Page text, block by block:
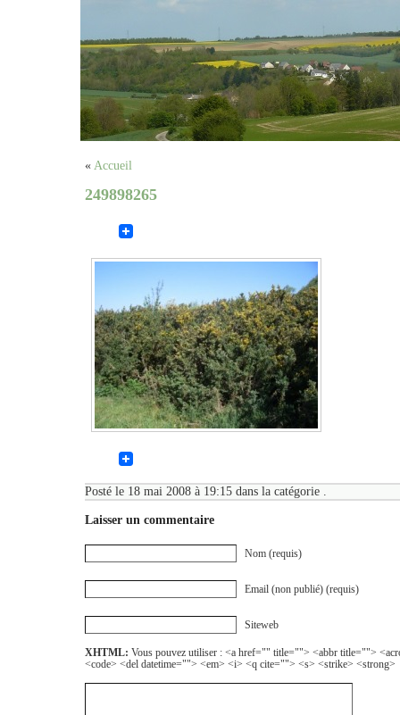
« Accueil
249898265
Posté le 18 mai 2008 à 19:15 dans la catégorie .
Laisser un commentaire
Nom (requis)
Email (non publié) (requis)
Siteweb
XHTML: Vous pouvez utiliser : <a href="" title=""> <abbr title="">
<code> <del datetime=""> <em> <i> <q cite=""> <s> <strike> <strong>